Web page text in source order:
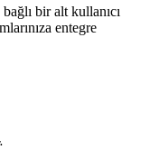
bir alt kullanıcı
entegre